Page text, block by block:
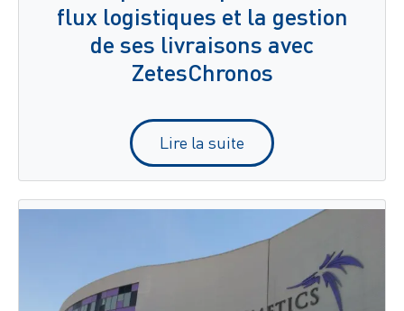
flux logistiques et la gestion
de ses livraisons avec
ZetesChronos
Lire la suite